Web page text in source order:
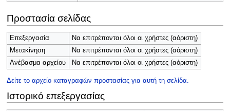
Προστασία σελίδας
Επεξεργασία
Να επιτρέπονται όλοι οι χρήστες (αόριστη)
Μετακίνηση
Να επιτρέπονται όλοι οι χρήστες (αόριστη)
Ανέβασμα αρχείου
Να επιτρέπονται όλοι οι χρήστες (αόριστη)
Δείτε το αρχείο καταγραφών προστασίας για αυτή τη σελίδα.
Ιστορικό επεξεργασίας